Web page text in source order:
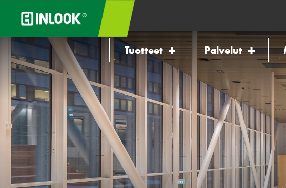
Tuotteet Palvelut